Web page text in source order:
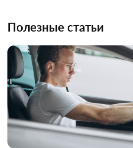
Полезные статьи